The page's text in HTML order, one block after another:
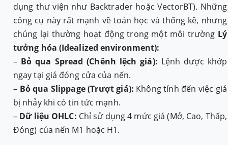
dụng thư viện như Backtrader hoặc VectorBT). Những
công cụ này rất mạnh về toán học và thống kê, nhưng
chúng lại thường hoạt động trong một môi trường Lý
tưởng hóa (Idealized environment):
– Bỏ qua Spread (Chênh lệch giá): Lệnh được khớp
ngay tại giá đóng cửa của nến.
– Bỏ qua Slippage (Trượt giá): Không tính đến việc giá
bị nhảy khi có tin tức mạnh.
– Dữ liệu OHLC: Chỉ sử dụng 4 mức giá (Mở, Cao, Thấp,
Đóng) của nến M1 hoặc H1.